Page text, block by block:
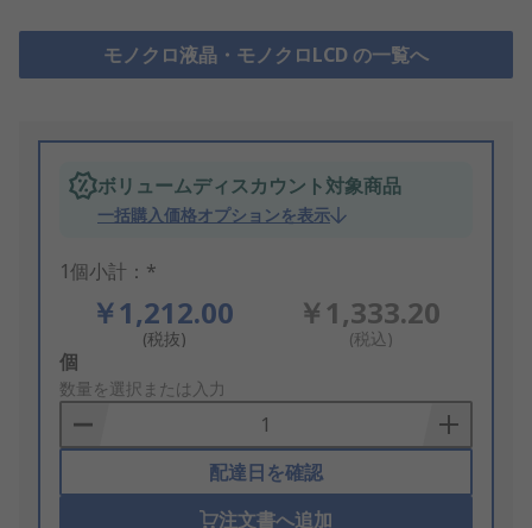
モノクロ液晶・モノクロLCD の一覧へ
ボリュームディスカウント対象商品
一括購入価格オプションを表示
1個小計：*
￥1,212.00
(税抜)
￥1,333.20
(税込)
Add
to
Basket
個
数量を選択または入力
配達日を確認
注文書へ追加